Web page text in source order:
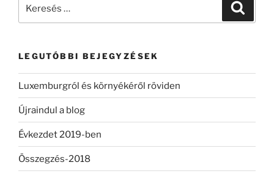
LEGUTÓBBI BEJEGYZÉSEK
Luxemburgról és környékéről röviden
Újraindul a blog
Évkezdet 2019-ben
Összegzés-2018